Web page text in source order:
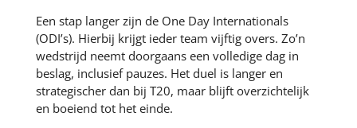
Een stap langer zijn de One Day Internationals
(ODI’s). Hierbij krijgt ieder team vijftig overs. Zo’n
wedstrijd neemt doorgaans een volledige dag in
beslag, inclusief pauzes. Het duel is langer en
strategischer dan bij T20, maar blijft overzichtelijk
en boeiend tot het einde.